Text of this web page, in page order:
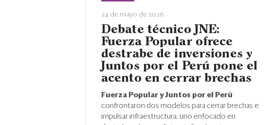
24 de mayo de 2026
Debate técnico JNE:
Fuerza Popular ofrece
destrabe de inversiones y
Juntos por el Perú pone el
acento en cerrar brechas
Fuerza Popular y Juntos por el Perú
confrontaron dos modelos para cerrar brechas e
impulsar infraestructura: uno enfocado en